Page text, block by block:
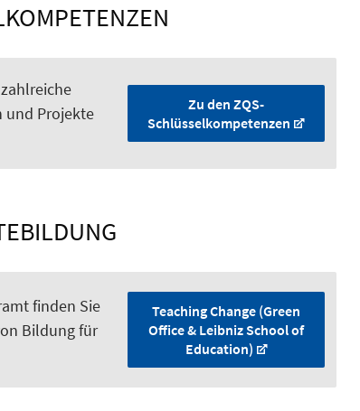
und Projekte
Zu den ZQS-
Schlüsselkompetenzen
finden Sie
Bildung für
Teaching Change (Green
Office & Leibniz School of
Education)